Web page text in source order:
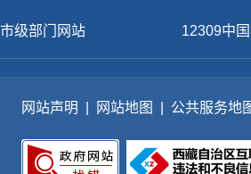
市级部门网站 12309中
网站声明 网站地图 公共服务地